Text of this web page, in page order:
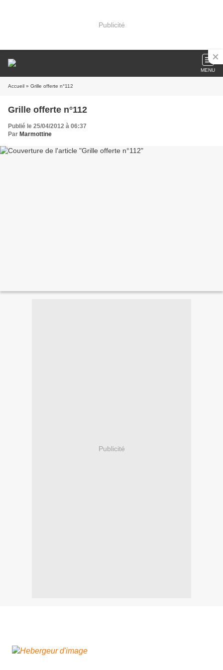
Publicité
MENU
Accueil » Grille offerte n°112
Grille offerte n°112
Publié le 25/04/2012 à 06:37
Par Marmottine
Publicité